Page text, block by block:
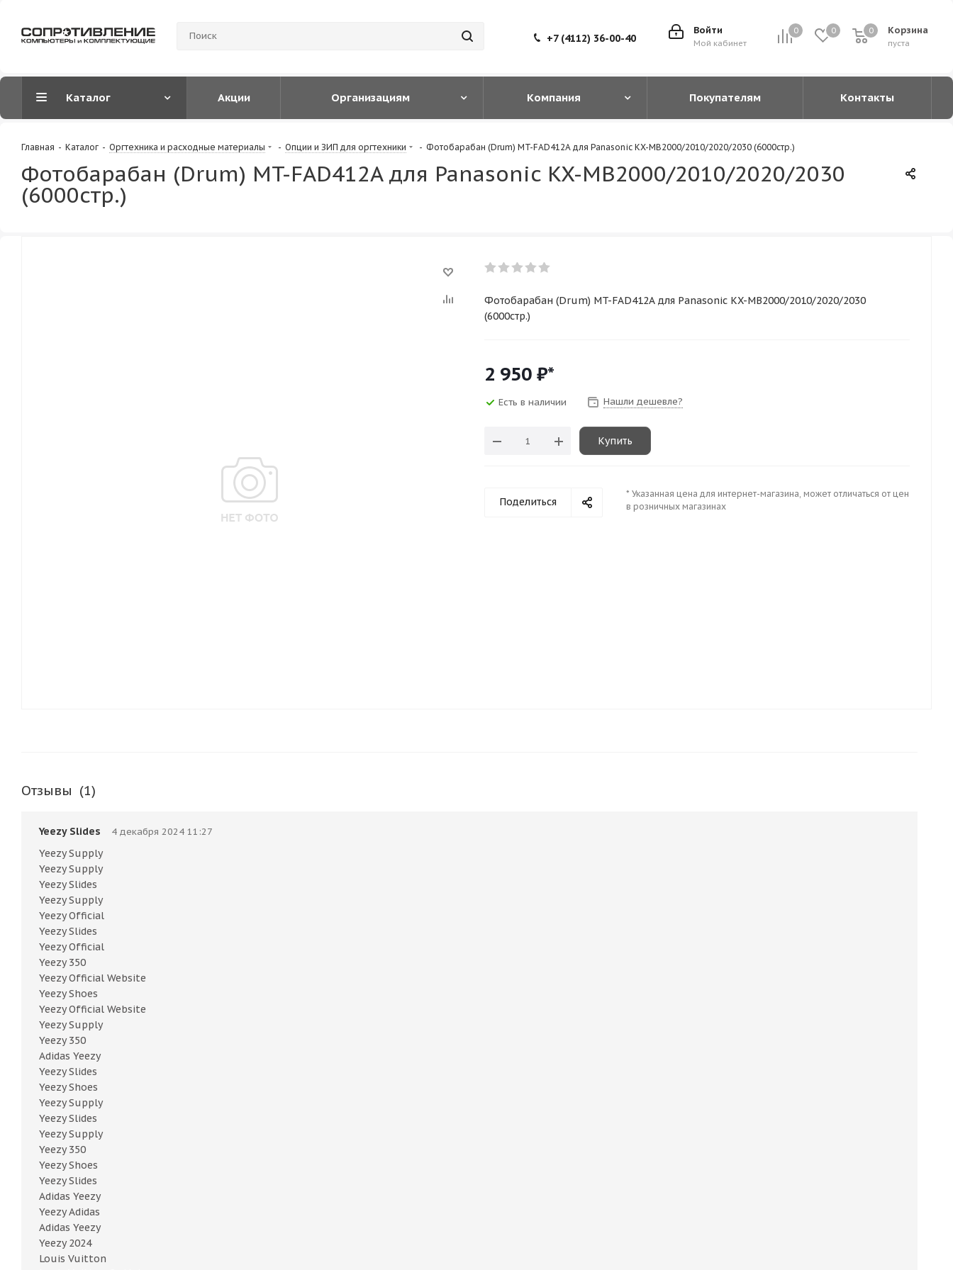
0 0 Корзина
0
пуста
0
Войти
Мой кабинет
+7 (4112) 36-00-40
Каталог Акции Организациям Компания Покупателям Контакты
Главная - Каталог - Оргтехника и расходные материалы - Опции и ЗИП для оргтехники - Фотобарабан (Drum) MT-FAD412A для Panasonic KX-MB2000/2010/2020/2030 (6000стр.)
Фотобарабан (Drum) MT-FAD412A для Panasonic KX-MB2000/2010/2020/2030
(6000стр.)
Фотобарабан (Drum) MT-FAD412A для Panasonic KX-MB2000/2010/2020/2030
(6000стр.)
2 950 ₽*
Есть в наличии Нашли дешевле?
Купить
Поделиться
* Указанная цена для интернет-магазина, может отличаться от цен
в розничных магазинах
Отзывы (1)
Yeezy Slides 4 декабря 2024 11:27
Yeezy Supply
Yeezy Supply
Yeezy Slides
Yeezy Supply
Yeezy Official
Yeezy Slides
Yeezy Official
Yeezy 350
Yeezy Official Website
Yeezy Shoes
Yeezy Official Website
Yeezy Supply
Yeezy 350
Adidas Yeezy
Yeezy Slides
Yeezy Shoes
Yeezy Supply
Yeezy Slides
Yeezy Supply
Yeezy 350
Yeezy Shoes
Yeezy Slides
Adidas Yeezy
Yeezy Adidas
Adidas Yeezy
Yeezy 2024
Louis Vuitton